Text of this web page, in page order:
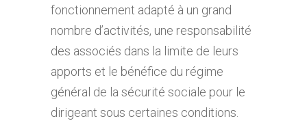
fonctionnement adapté à un grand
nombre d’activités, une responsabilité
des associés dans la limite de leurs
apports et le bénéfice du régime
général de la sécurité sociale pour le
dirigeant sous certaines conditions.